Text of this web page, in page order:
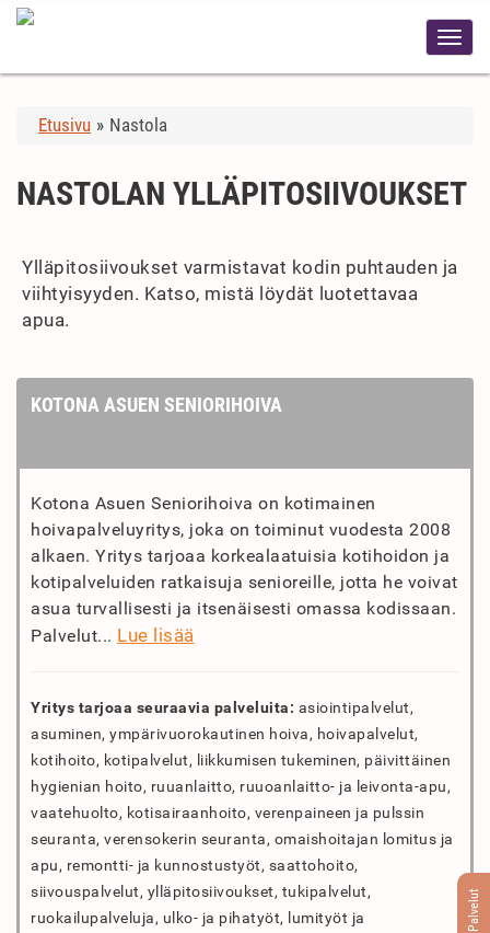
Etusivu » Nastola
Palvelut
NASTOLAN YLLÄPITOSIIVOUKSET
Ylläpitosiivoukset varmistavat kodin puhtauden ja
viihtyisyyden. Katso, mistä löydät luotettavaa
apua.
KOTONA ASUEN SENIORIHOIVA
Kotona Asuen Seniorihoiva on kotimainen
hoivapalveluyritys, joka on toiminut vuodesta 2008
alkaen. Yritys tarjoaa korkealaatuisia kotihoidon ja
kotipalveluiden ratkaisuja senioreille, jotta he voivat
asua turvallisesti ja itsenäisesti omassa kodissaan.
Palvelut... Lue lisää
Yritys tarjoaa seuraavia palveluita: asiointipalvelut,
asuminen, ympärivuorokautinen hoiva, hoivapalvelut,
kotihoito, kotipalvelut, liikkumisen tukeminen, päivittäinen
hygienian hoito, ruuanlaitto, ruuoanlaitto- ja leivonta-apu,
vaatehuolto, kotisairaanhoito, verenpaineen ja pulssin
seuranta, verensokerin seuranta, omaishoitajan lomitus ja
apu, remontti- ja kunnostustyöt, saattohoito,
siivouspalvelut, ylläpitosiivoukset, tukipalvelut,
ruokailupalveluja, ulko- ja pihatyöt, lumityöt ja